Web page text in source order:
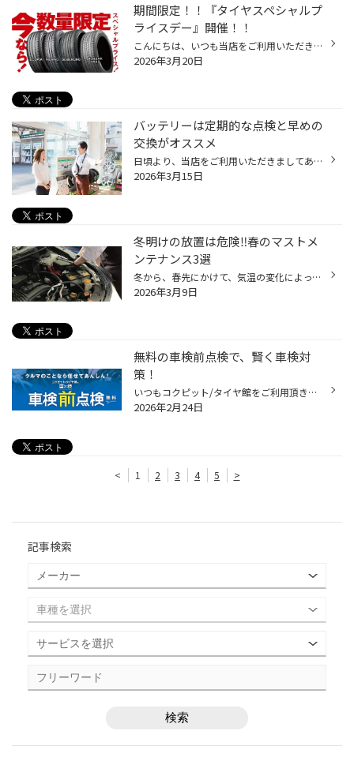
期間限定！！『タイヤスペシャルプ
ライスデー』開催！！
こんにちは、いつも当店をご利用いただきましてありがとうございます。 3/20(金)～3/29(日)まで、コクピット・タイヤ館におきまして、 期間限定！ サイズ限定！！ 数量限定！！！ お得にお買い求めいただける、「タイヤスペシャルプライスデー」がスタートします！ お得なタイヤのご紹介！！ ワゴン...
2026年3月20日
バッテリーは定期的な点検と早めの
交換がオススメ
日頃より、当店をご利用いただきましてありがとうございます。 本日は、バッテリーの点検・交換についてのご紹介です。 バッテリー交換ならコクピット・タイヤ館にお任せ！ 突然ですが、当店でおクルマのバッテリーの点検や交換ができることをご存じでしたか？ 専用の器具を用いて、バッテリーの状...
2026年3月15日
冬明けの放置は危険‼春のマストメ
ンテナンス3選
冬から、春先にかけて、気温の変化によっておクルマに負担がかかってしまうタイミングです。 春のカーライフをより快適にお過ごしいただくために、事前のおクルマのメンテナンスが大切です！ 【春前のメンテナンスポイント！】 ■バッテリー点検 気温の低い冬はバッテリーに負担がかかりやすく、性能...
2026年3月9日
無料の車検前点検で、賢く車検対
策！
いつもコクピット/タイヤ館をご利用頂きありがとうございます。 今回は、コクピット/タイヤ館がオススメする「車検前点検」についてご紹介いたします。 【車検前点検は、出費を集中させない、かしこい車検対策です】 ・車検って何？よく分からなくて不安・・・。 ・できれば車検の出費を抑えたい・...
2026年2月24日
< 1 2 3 4 5 >
記事検索